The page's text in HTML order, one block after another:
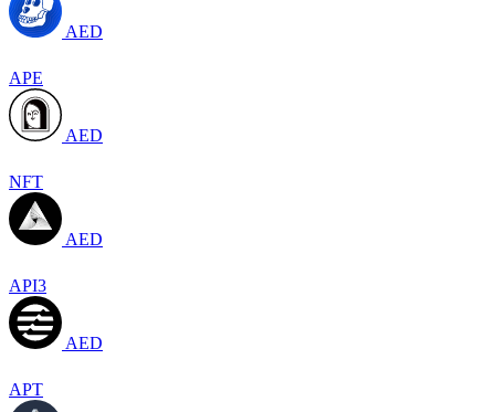
AED
APE
AED
NFT
AED
API3
AED
APT